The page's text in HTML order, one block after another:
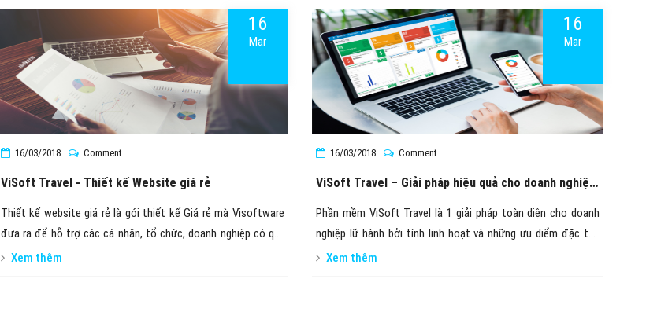
16/03/2018 Comment
ViSoft Travel - Thiết kế Website giá rẻ
Thiết kế website giá rẻ là gói thiết kế Giá rẻ mà Visoftware
đưa ra để hỗ trợ các cá nhân, tổ chức, doanh nghiệp có quy
mô vừa và nhỏ có được Website để giới thiệu công ty, quảng
Xem thêm
16
Mar
16/03/2018 Comment
ViSoft Travel – Giải pháp hiệu quả cho doanh nghiệp
du lịch
Phần mềm ViSoft Travel là 1 giải pháp toàn diện cho doanh
nghiệp lữ hành bởi tính linh hoạt và những ưu diểm đặc thù
của ngành du lịch mà phần mềm đã đáp ứng được. Phần mềm
Xem thêm
16
Mar